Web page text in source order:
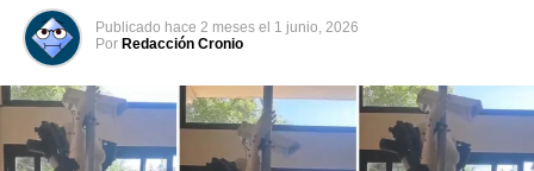
En medio de la euforia colectiva, el ave, luciendo
calcetines y la camiseta de la selección mexicana, se
abrió paso entre una multitud de aficionados en la
Ciudad de México.
Publicado hace 2 meses el 1 junio, 2026
Por Redacción Cronio